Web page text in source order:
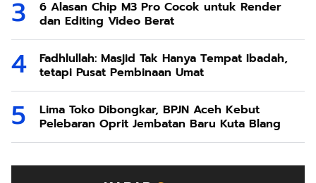
6 Alasan Chip M3 Pro Cocok untuk Render
dan Editing Video Berat
Fadhlullah: Masjid Tak Hanya Tempat Ibadah,
tetapi Pusat Pembinaan Umat
Lima Toko Dibongkar, BPJN Aceh Kebut
Pelebaran Oprit Jembatan Baru Kuta Blang